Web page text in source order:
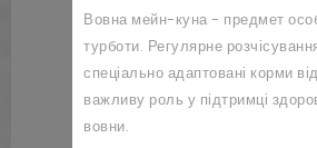
Вовна мейн-куна - предмет
турботи. Регулярне
спеціально адаптовані корми
важливу роль у підтримці
вовни.